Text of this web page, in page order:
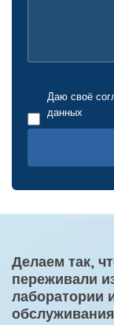
Даю своё
данных
Делаем так,
переживали
лаборатории
обслуживания